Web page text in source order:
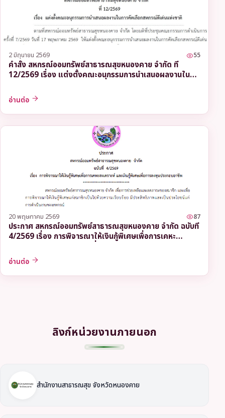
2 มิถุนายน 2569 55
คำสั่ง สหกรณ์ออมทรัพย์สาธารณสุขหนองคาย จำกัด ที่
12/2569 เรื่อง แต่งตั้งคณะอนุกรรมการนำเสนอผลงานใน
อ่านต่อ
20 พฤษภาคม 2569 87
ประกาศ สหกรณ์ออมทรัพย์สาธารณสุขหนองคาย จำกัด ฉบับที่
4/2569 เรื่อง การพิจารณาให้เงินกู้พิเศษเพื่อการเคหะ
อ่านต่อ
ลิงก์หน่วยงานภายนอก
สำนักงานสาธารณสุข จังหวัดหนองคาย